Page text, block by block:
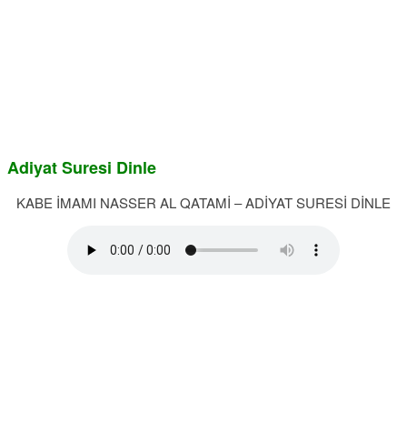
Adiyat Suresi Dinle
KABE İMAMI NASSER AL QATAMİ – ADİYAT SURESİ DİNLE